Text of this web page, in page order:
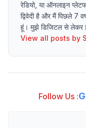
रेडियो, या ऑनलाइन
द्विवेदी है और मैं पिछले 7
हूं। मुझे डिजिटल से लेकर
View all posts by
Follow Us :G